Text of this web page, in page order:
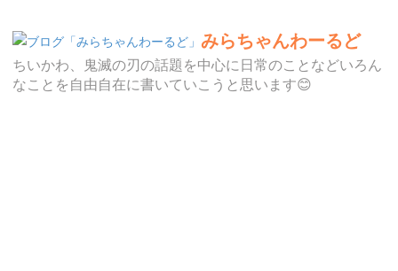
みらちゃんわーるど
ちいかわ、鬼滅の刃の話題を中心に日常のことなどいろん
なことを自由自在に書いていこうと思います😊